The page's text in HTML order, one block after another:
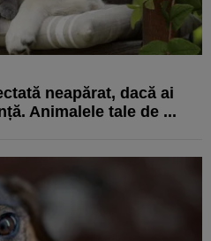
neapărat, dacă ai
Animalele tale de ...